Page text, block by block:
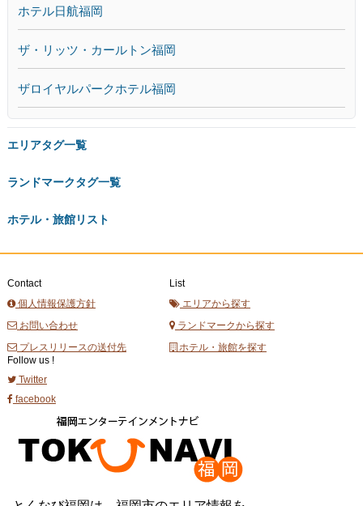
ホテル日航福岡
ザ・リッツ・カールトン福岡
ザロイヤルパークホテル福岡
エリアタグ一覧
ランドマークタグ一覧
ホテル・旅館リスト
Contact
個人情報保護方針
お問い合わせ
プレスリリースの送付先
List
エリアから探す
ランドマークから探す
ホテル・旅館を探す
Follow us !
Twitter
facebook